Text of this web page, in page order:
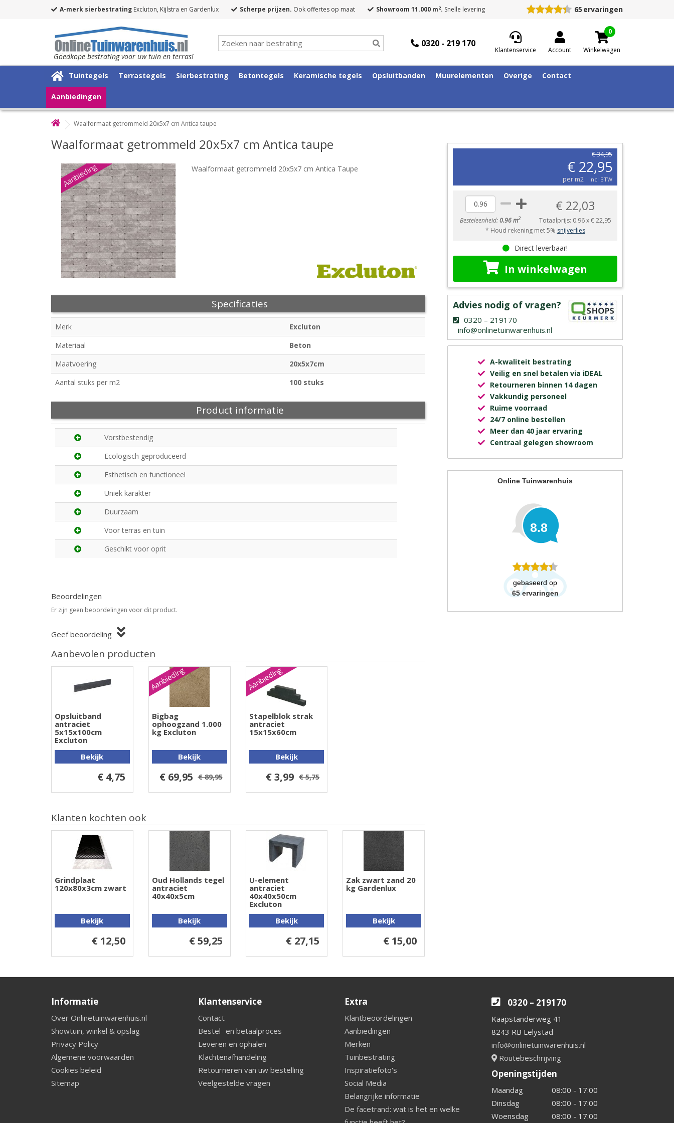
A-merk sierbestrating Excluton, Kijlstra en Gardenlux Scherpe prijzen. Ook offertes op maat Showroom 11.000 m2. Snelle levering 65 ervaringen
Goedkope bestrating voor uw tuin en terras!
0320 - 219 170
Klantenservice Account
0
Winkelwagen
Tuintegels Terrastegels Sierbestrating Betontegels Keramische tegels Opsluitbanden Muurelementen Overige Contact
Aanbiedingen
Waalformaat getrommeld 20x5x7 cm Antica taupe
Waalformaat getrommeld 20x5x7 cm Antica taupe
Aanbieding Waalformaat getrommeld 20x5x7 cm Antica Taupe
Specificaties
Merk
Excluton
Materiaal
Beton
Maatvoering
20x5x7cm
Aantal stuks per m2
100 stuks
Product informatie
Vorstbestendig
Ecologisch geproduceerd
Esthetisch en functioneel
Uniek karakter
Duurzaam
Voor terras en tuin
Geschikt voor oprit
Beoordelingen
Er zijn geen beoordelingen voor dit product.
Geef beoordeling
Aanbevolen producten
Opsluitband
antraciet
5x15x100cm
Excluton
Bekijk
€ 4,75
Aanbieding
Bigbag
ophoogzand 1.000
kg Excluton
Bekijk
€ 69,95 € 89,95
Aanbieding
Stapelblok strak
antraciet
15x15x60cm
Bekijk
€ 3,99 € 5,75
Klanten kochten ook
Grindplaat
120x80x3cm zwart
Bekijk
€ 12,50
Oud Hollands tegel
antraciet
40x40x5cm
Bekijk
€ 59,25
U-element
antraciet
40x40x50cm
Excluton
Bekijk
€ 27,15
Zak zwart zand 20
kg Gardenlux
Bekijk
€ 15,00
€ 34,95
€ 22,95
per m2 incl BTW
Besteleenheid:0.96 m2
€ 22,03
Totaalprijs: 0.96x€ 22,95
* Houd rekening met 5% snijverlies
Direct leverbaar!
In winkelwagen
Advies nodig of vragen?
0320 – 219170
info@onlinetuinwarenhuis.nl
A-kwaliteit bestrating
Veilig en snel betalen via iDEAL
Retourneren binnen 14 dagen
Vakkundig personeel
Ruime voorraad
24/7 online bestellen
Meer dan 40 jaar ervaring
Centraal gelegen showroom
Online Tuinwarenhuis
8.8
gebaseerd op
65 ervaringen
Informatie
Over Onlinetuinwarenhuis.nl
Showtuin, winkel & opslag
Privacy Policy
Algemene voorwaarden
Cookies beleid
Sitemap
Klantenservice
Contact
Bestel- en betaalproces
Leveren en ophalen
Klachtenafhandeling
Retourneren van uw bestelling
Veelgestelde vragen
Extra
Klantbeoordelingen
Aanbiedingen
Merken
Tuinbestrating
Inspiratiefoto's
Social Media
Belangrijke informatie
De facetrand: wat is het en welke
0320 – 219170
Kaapstanderweg 41
8243 RB Lelystad
info@onlinetuinwarenhuis.nl
Routebeschrijving
Openingstijden
Maandag
08:00 - 17:00
Dinsdag
08:00 - 17:00
Woensdag
08:00 - 17:00